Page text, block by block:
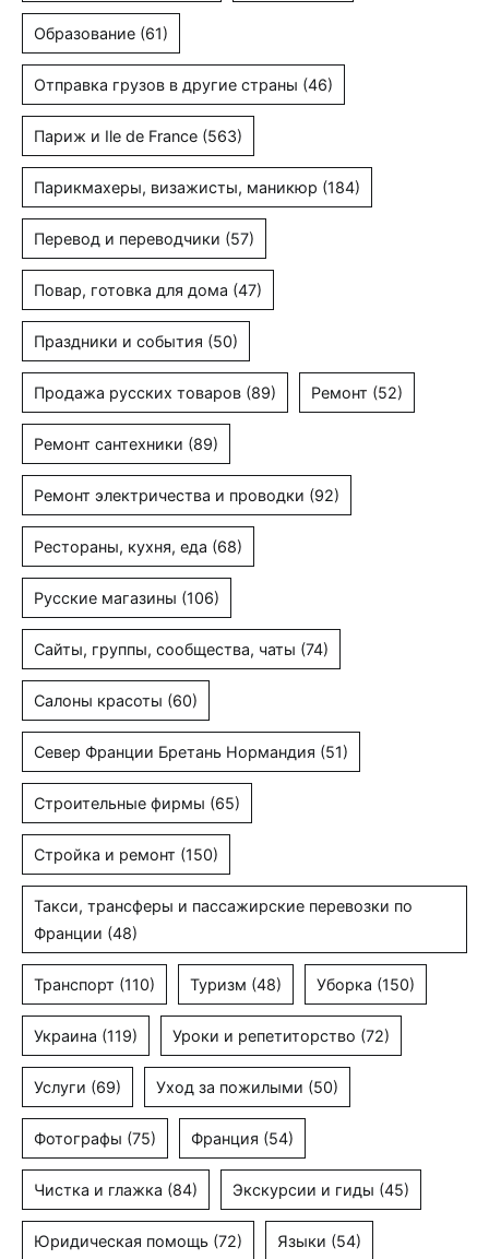
Образование (61)
Отправка грузов в другие страны (46)
Париж и Ile de France (563)
Парикмахеры, визажисты, маникюр (184)
Перевод и переводчики (57)
Повар, готовка для дома (47)
Праздники и события (50)
Продажа русских товаров (89) Ремонт (52)
Ремонт сантехники (89)
Ремонт электричества и проводки (92)
Рестораны, кухня, еда (68)
Русские магазины (106)
Сайты, группы, сообщества, чаты (74)
Салоны красоты (60)
Север Франции Бретань Нормандия (51)
Строительные фирмы (65)
Стройка и ремонт (150)
Такси, трансферы и пассажирские перевозки по
Франции (48)
Транспорт (110) Туризм (48) Уборка (150)
Украина (119) Уроки и репетиторство (72)
Услуги (69) Уход за пожилыми (50)
Фотографы (75) Франция (54)
Чистка и глажка (84) Экскурсии и гиды (45)
Юридическая помощь (72) Языки (54)